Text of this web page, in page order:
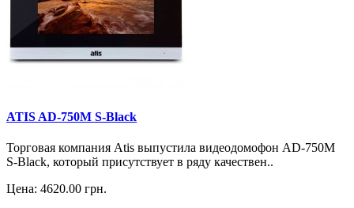
ATIS AD-750M S-Black
Торговая компания Atis выпустила видеодомофон AD-750M
S-Black, который присутствует в ряду качествен..
Цена: 4620.00 грн.